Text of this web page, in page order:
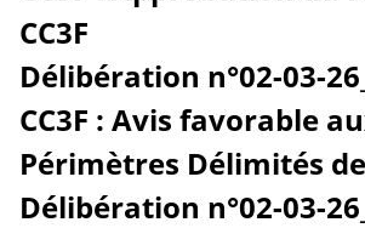
CC3F
Délibération n°02-03-
CC3F : Avis favorable
Périmètres Délimités
Délibération n°02-03-